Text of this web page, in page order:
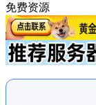
免费资源